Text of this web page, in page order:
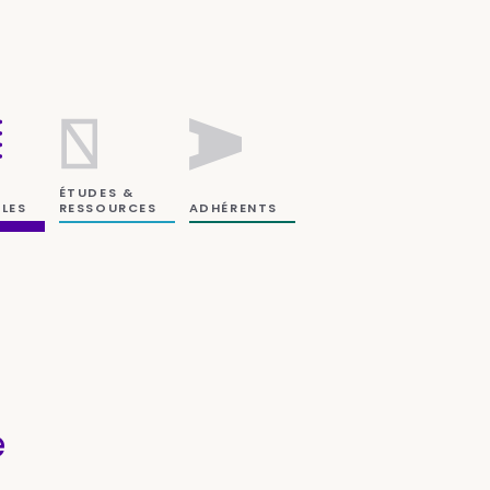
ÉTUDES &
RESSOURCES
ADHÉRENTS